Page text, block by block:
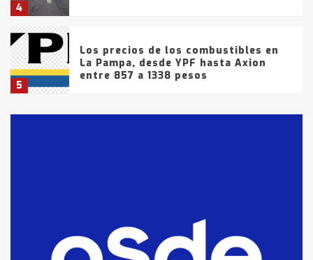
4
5
Los precios de los combustibles en
La Pampa, desde YPF hasta Axion
entre 857 a 1338 pesos
fueron detenidos por
comercialización de drogas en la
tarde del sábado